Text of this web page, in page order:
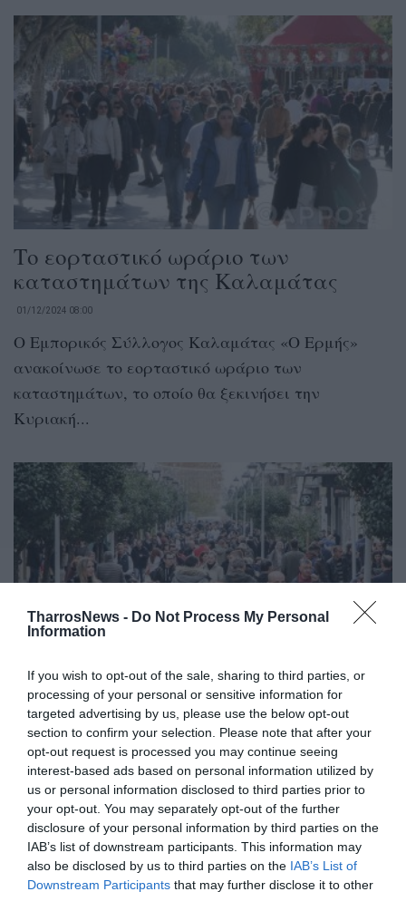
TharrosNews - Do Not Process My Personal
Information
If you wish to opt-out of the sale, sharing to third parties, or
processing of your personal or sensitive information for
targeted advertising by us, please use the below opt-out
section to confirm your selection. Please note that after your
opt-out request is processed you may continue seeing
interest-based ads based on personal information utilized by
us or personal information disclosed to third parties prior to
your opt-out. You may separately opt-out of the further
disclosure of your personal information by third parties on the
IAB’s list of downstream participants. This information may
also be disclosed by us to third parties on the IAB’s List of
Downstream Participants that may further disclose it to other
Το εορταστικό ωράριο των
καταστημάτων της Καλαμάτας
01/12/2024 08:00
Ο Εμπορικός Σύλλογος Καλαμάτας «Ο Ερμής»
ανακοίνωσε το εορταστικό ωράριο των
καταστημάτων, το οποίο θα ξεκινήσει την
Κυριακή...
Καλαμάτα: Τελευταία μέρα της
χρονιάς με τον κόσμο να σπεύδει για
ψώνια και βόλτες
Στις 6.00 το απόγευμα έκλεισαν τα καταστήματα
που είναι μέλη στον Εμπορικό Σύλλογο
Καλαμάτας, ενώ αργότερα αυτά που...